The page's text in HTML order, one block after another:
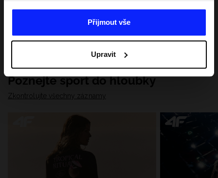
Přijmout vše
Upravit
Poznejte sport do hloubky
Zkontrolujte všechny záznamy